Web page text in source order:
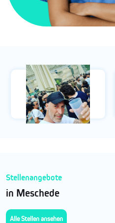
Stellenangebote
in Meschede
Alle Stellen ansehen